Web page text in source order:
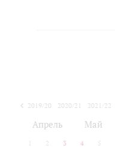
2019/20 2020/21 2021/22
Апрель Май
2 3 4 5